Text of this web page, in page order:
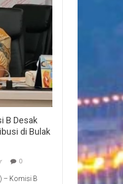
B Desak
di Bulak
0
– Komisi B